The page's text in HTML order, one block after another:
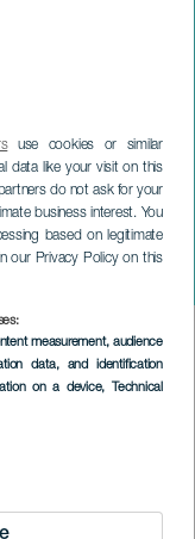
use cookies or similar
data like your visit on this
do not ask for your
business interest. You
based on legitimate
our Privacy Policy on this
measurement, audience
data, and identification
on a device, Technical
weg